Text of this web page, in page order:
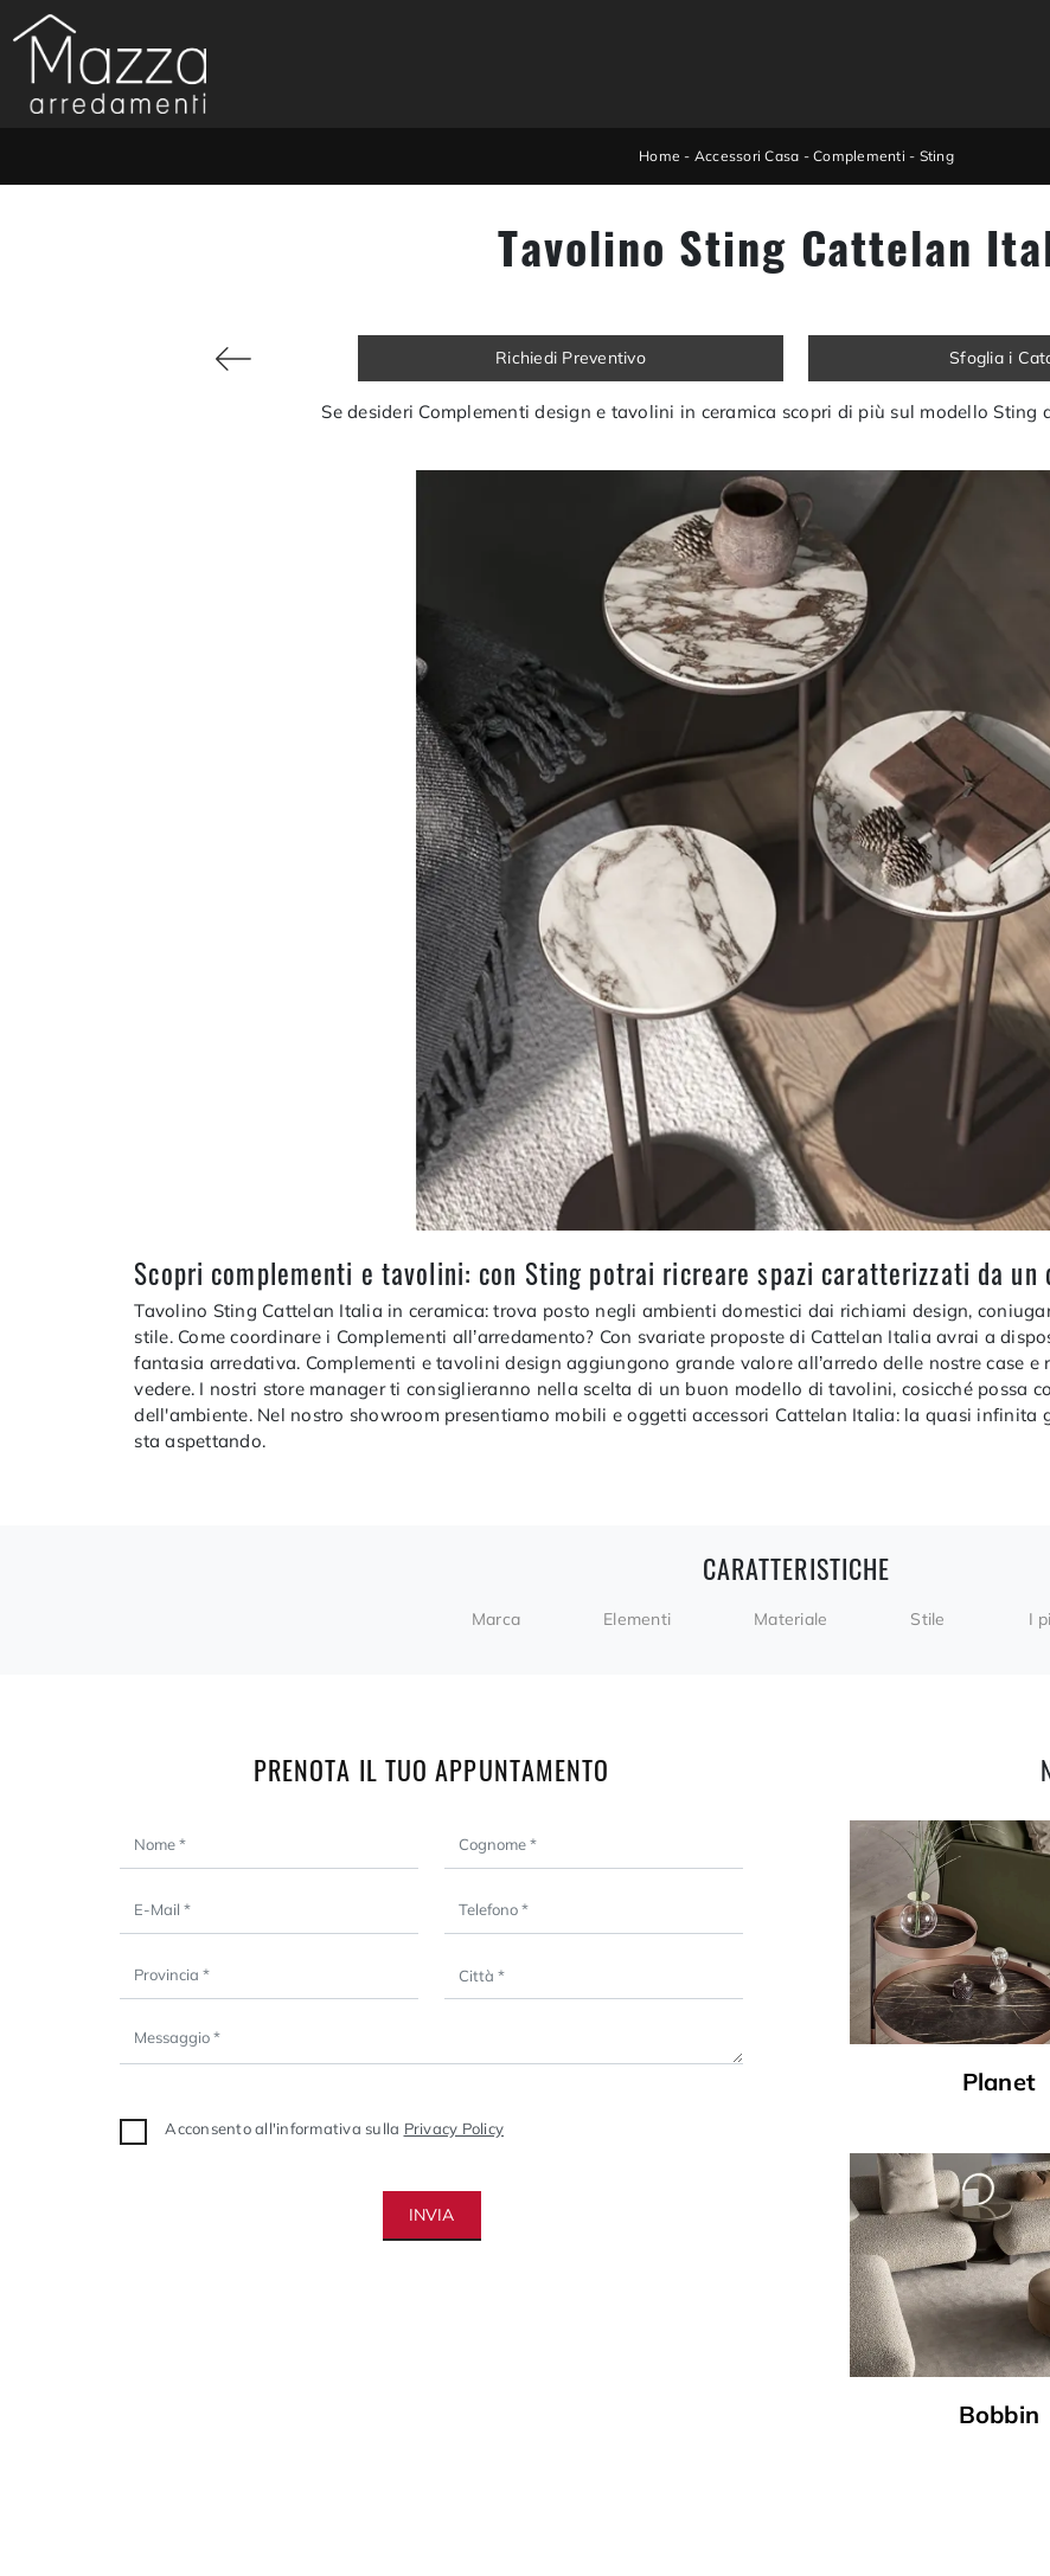
Home - Accessori Casa -Complementi - Sting
Tavolino Sting Cattelan
Richiedi Preventivo Sfoglia i
Se desideri Complementi design e tavolini in ceramica scopri di più sul modello Sting
Scopri complementi e tavolini: con Sting potrai ricreare spazi caratterizzati da un
Tavolino Sting Cattelan Italia in ceramica: trova posto negli ambienti domestici dai richiami design,
stile. Come coordinare i Complementi all’arredamento? Con svariate proposte di Cattelan Italia avrai a
fantasia arredativa. Complementi e tavolini design aggiungono grande valore all’arredo delle nostre case
vedere. I nostri store manager ti consiglieranno nella scelta di un buon modello di tavolini, cosicché possa
dell'ambiente. Nel nostro showroom presentiamo mobili e oggetti accessori Cattelan Italia: la quasi infinita
sta aspettando.
CARATTERISTICHE
Marca Elementi Materiale Stile I
PRENOTA IL TUO APPUNTAMENTO
Acconsento all'informativa sulla Privacy Policy
INVIA
Planet
Bobbin